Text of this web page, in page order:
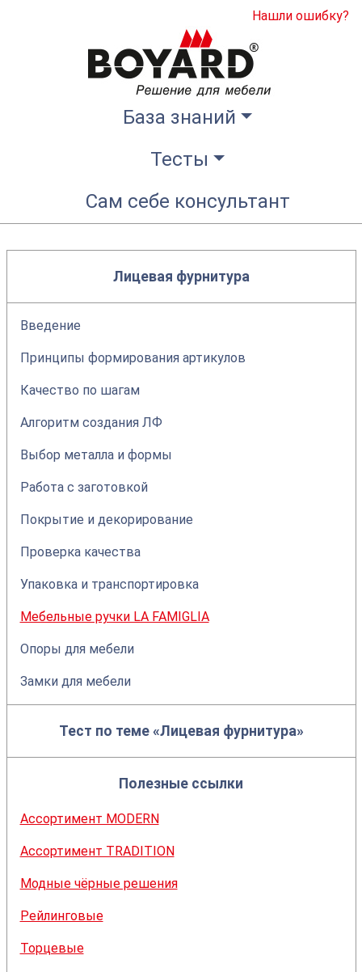
База знаний
Тесты
Сам себе консультант
Нашли ошибку?
Лицевая фурнитура
Введение
Принципы формирования артикулов
Качество по шагам
Алгоритм создания ЛФ
Выбор металла и формы
Работа с заготовкой
Покрытие и декорирование
Проверка качества
Упаковка и транспортировка
Мебельные ручки LA FAMIGLIA
Опоры для мебели
Замки для мебели
Тест по теме «Лицевая фурнитура»
Полезные ссылки
Ассортимент MODERN
Ассортимент TRADITION
Модные чёрные решения
Рейлинговые
Торцевые